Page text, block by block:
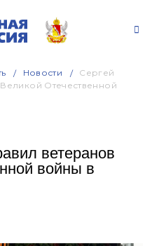
Новости
Сергей
Отечественной
ветеранов
войны в